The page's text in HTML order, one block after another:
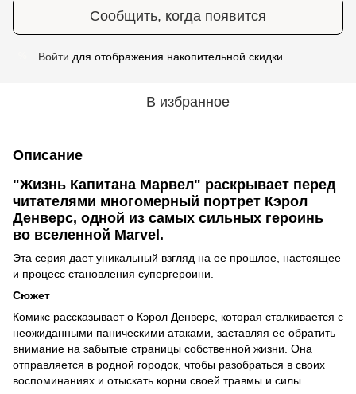
Сообщить, когда появится
Войти для отображения накопительной скидки
В избранное
Описание
"Жизнь Капитана Марвел" раскрывает перед
читателями многомерный портрет Кэрол
Денверс, одной из самых сильных героинь
во вселенной Marvel.
Эта серия дает уникальный взгляд на ее прошлое, настоящее
и процесс становления супергероини.
Сюжет
Комикс рассказывает о Кэрол Денверс, которая сталкивается с
неожиданными паническими атаками, заставляя ее обратить
внимание на забытые страницы собственной жизни. Она
отправляется в родной городок, чтобы разобраться в своих
воспоминаниях и отыскать корни своей травмы и силы.